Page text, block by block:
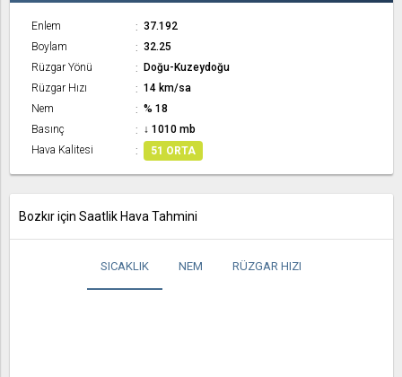
Enlem
37.192
Boylam
32.25
Rüzgar Yönü
Doğu-Kuzeydoğu
Rüzgar Hızı
14 km/sa
Nem
% 18
Basınç
↓ 1010 mb
Hava Kalitesi
51 ORTA
Bozkır için Saatlik Hava Tahmini
SICAKLIK NEM RÜZGAR HIZI